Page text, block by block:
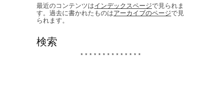
最近のコンテンツはインデックスページで見られま
す。過去に書かれたものはアーカイブのページで見
られます。
検索
* * * * * * * * * * * * * *